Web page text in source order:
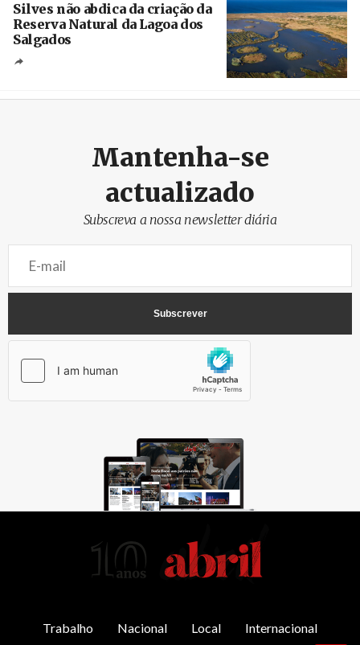
Silves não abdica da criação da
Reserva Natural da Lagoa dos
Salgados
Mantenha-se
actualizado
Subscreva a nossa newsletter diária
Trabalho Nacional Local Internacional